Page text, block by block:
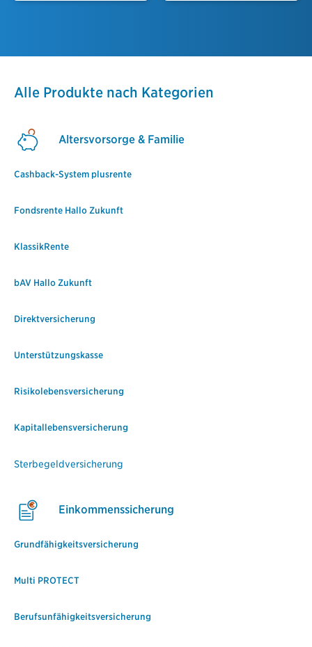
Alle Produkte nach Kategorien
Altersvorsorge & Familie
Cashback-System plusrente
Fondsrente Hallo Zukunft
KlassikRente
bAV Hallo Zukunft
Direktversicherung
Unterstützungskasse
Risikolebensversicherung
Kapitallebensversicherung
Sterbegeldversicherung
Einkommenssicherung
Grundfähigkeitsversicherung
Multi PROTECT
Berufsunfähigkeitsversicherung